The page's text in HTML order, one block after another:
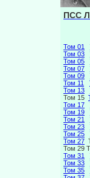
ПСС
Том 01
Том 03
Том 05
Том 07
Том 09
Том 11
Том 13
Том 15
Том 17
Том 19
Том 21
Том 23
Том 25
Том 27
Том 29
Том 31
Том 33
Том 35